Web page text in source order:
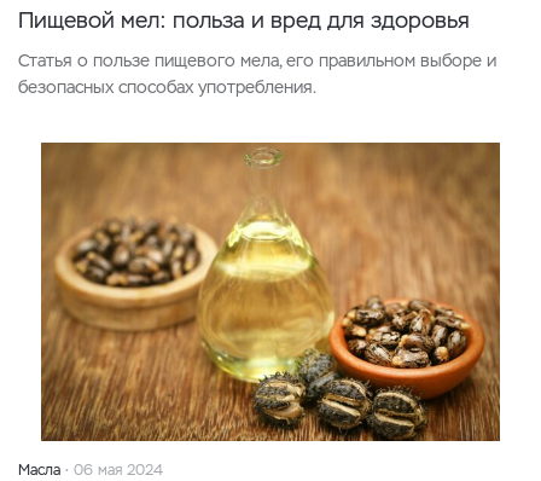
Пищевой мел: польза и вред для здоровья
Статья о пользе пищевого мела, его правильном выборе и
безопасных способах употребления.
Масла 06 мая 2024